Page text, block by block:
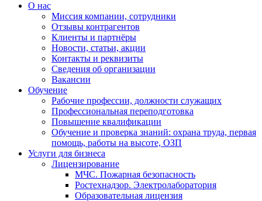
О нас
Миссия компании, сотрудники
Отзывы контрагентов
Клиенты и партнёры
Новости, статьи, акции
Контакты и реквизиты
Сведения об организации
Вакансии
Обучение
Рабочие профессии, должности служащих
Профессиональная переподготовка
Повышение квалификации
Обучение и проверка знаний: охрана труда, первая
помощь, работы на высоте, ОЗП
Услуги для бизнеса
Лицензирование
МЧС. Пожарная безопасность
Ростехнадзор. Электролаборатория
Образовательная лицензия